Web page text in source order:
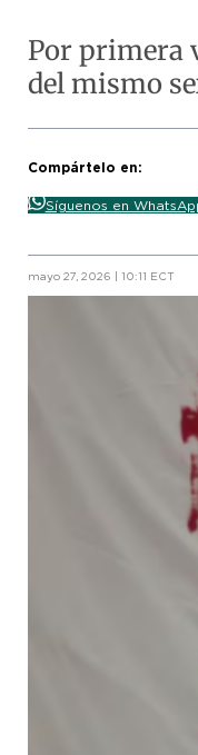
Por primera
del mismo
Compártelo en:
Síguenos en
mayo 27, 2026 | 10:11 ECT